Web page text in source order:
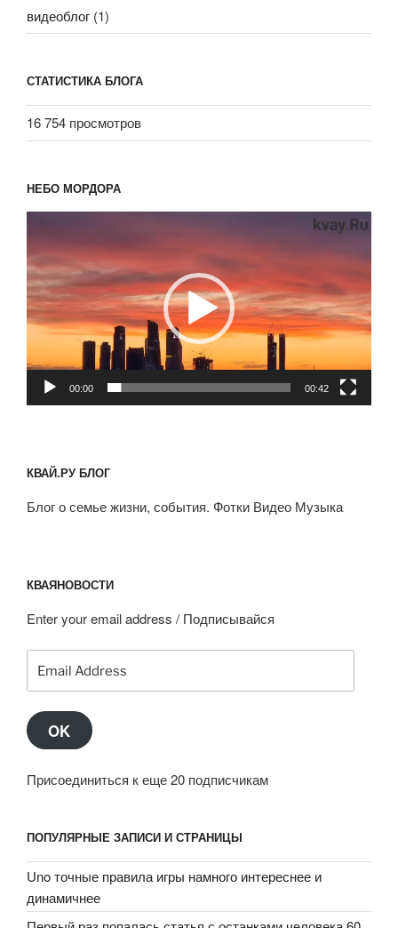
видеоблог (1)
СТАТИСТИКА БЛОГА
16 754 просмотров
НЕБО МОРДОРА
00:00 00:42
КВАЙ.РУ БЛОГ
Блог о семье жизни, события. Фотки Видео Музыка
КВАЯНОВОСТИ
Enter your email address / Подписывайся
Address
OK
Присоединиться к еще 20 подписчикам
ПОПУЛЯРНЫЕ ЗАПИСИ И СТРАНИЦЫ
Uno точные правила игры намного интереснее и
динамичнее